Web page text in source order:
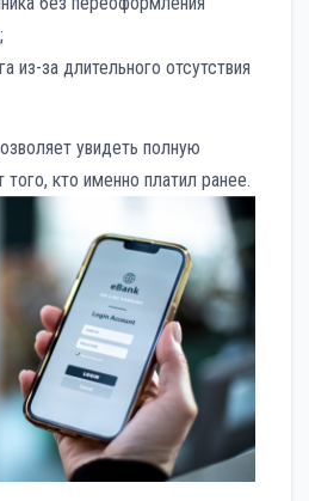
из-за длительного отсутствия
увидеть полную
того, кто именно платил ранее.